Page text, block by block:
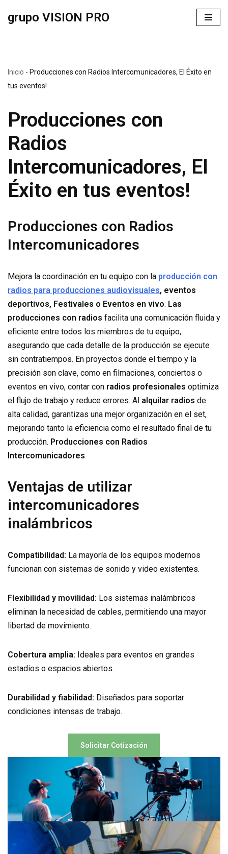
grupo VISION PRO
Inicio - Producciones con Radios Intercomunicadores, El Éxito en
tus eventos!
Producciones con
Radios
Intercomunicadores, El
Éxito en tus eventos!
Producciones con Radios
Intercomunicadores
Mejora la coordinación en tu equipo con la producción con
radios para producciones audiovisuales, eventos
deportivos, Festivales o Eventos en vivo. Las
producciones con radios facilita una comunicación fluida y
eficiente entre todos los miembros de tu equipo,
asegurando que cada detalle de la producción se ejecute
sin contratiempos. En proyectos donde el tiempo y la
precisión son clave, como en filmaciones, conciertos o
eventos en vivo, contar con radios profesionales optimiza
el flujo de trabajo y reduce errores. Al alquilar radios de
alta calidad, garantizas una mejor organización en el set,
mejorando tanto la eficiencia como el resultado final de tu
producción. Producciones con Radios
Intercomunicadores
Ventajas de utilizar
intercomunicadores
inalámbricos
Compatibilidad: La mayoría de los equipos modernos
funcionan con sistemas de sonido y video existentes.
Flexibilidad y movilidad: Los sistemas inalámbricos
eliminan la necesidad de cables, permitiendo una mayor
libertad de movimiento.
Cobertura amplia: Ideales para eventos en grandes
estadios o espacios abiertos.
Durabilidad y fiabilidad: Diseñados para soportar
condiciones intensas de trabajo.
Solicitar Cotización